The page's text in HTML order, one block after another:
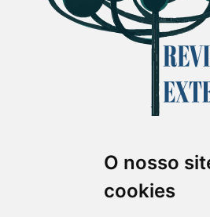
O nosso
cookies
Revista Extensão
ISSN 2358-7180